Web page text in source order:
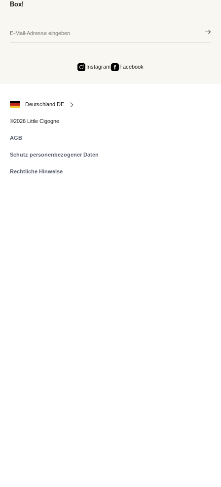
Box!
Instagram Facebook
Deutschland DE
©2026 Little Cigogne
AGB
Schutz personenbezogener Daten
Rechtliche Hinweise